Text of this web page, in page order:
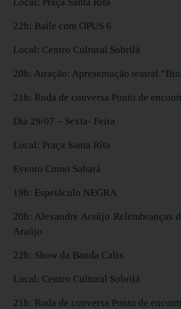
22h: Baile com OPUS 6
Local: Centro Cultural Sobrilá
20h: Atração: Apresentação teatral
21h: Roda de conversa Ponto de
Dia 29/07 – Sexta- Feira
Local: Praça Santa Rita
Evento Como Sabará
19h: Espetáculo NEGRA
20h: Alexandre Araújo Relembranças
Araújo
22h: Show da Banda Calix
Local: Centro Cultural Sobrilá
21h: Roda de conversa Ponto de